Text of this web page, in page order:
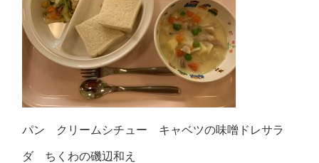
パン クリームシチュー キャベツの味噌ドレサラ
ダ ちくわの磯辺和え